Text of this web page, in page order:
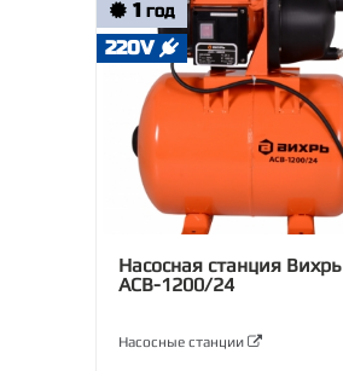
1 ГОД
220V
Насосная станция Вихрь
АСВ-1200/24
Насосные станции